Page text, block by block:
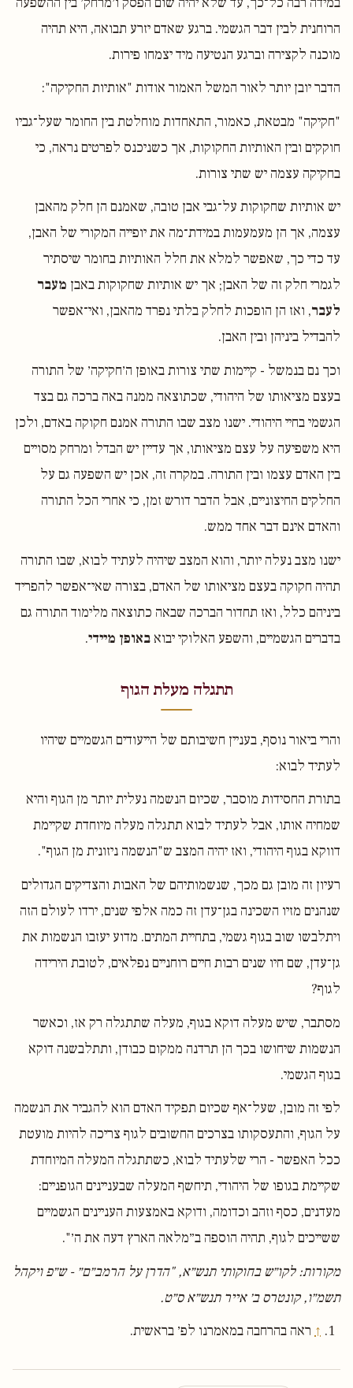
הרוחנית לבין דבר הגשמי. ברגע שאדם יזרע תבואה, היא תהיה
מוכנה לקצירה וברגע הנטיעה מיד יצמחו פירות.
הדבר יובן יותר לאור המשל האמור אודות "אותיות החקיקה":
"חקיקה" מבטאת, כאמור, התאחדות מוחלטת בין החומר שעל־גביו
חוקקים ובין האותיות החקוקות, אך כשניכנס לפרטים נראה, כי
בחקיקה עצמה יש שתי צורות.
יש אותיות שחקוקות על־גבי אבן טובה, שאמנם הן חלק מהאבן
עצמה, אך הן מעמעמות במידת־מה את יופייה המקורי של האבן,
עד כדי כך, שאפשר למלא את חלל האותיות בחומר שיסתיר
לגמרי חלק זה של האבן; אך יש אותיות שחקוקות באבן מעבר
לעבר, ואז הן הופכות לחלק בלתי נפרד מהאבן, ואי־אפשר
להבדיל ביניהן ובין האבן.
וכך נם בנמשל - קיימות שתי צורות באופן ה׳חקיקה׳ של התורה
בעצם מציאותו של היהודי, שכתוצאה ממנה באה ברכה גם בצד
הגשמי בחיי היהודי. ישנו מצב שבו התורה אמנם חקוקה באדם, ולכן
היא משפיעה על עצם מציאותו, אך עדיין יש הבדל ומרחק מסויים
בין האדם עצמו ובין התורה. במקרה זה, אכן יש השפעה גם על
החלקים החיצוניים, אבל הדבר דורש זמן, כי אחרי הכל התורה
והאדם אינם דבר אחד ממש.
ישנו מצב נעלה יותר, והוא המצב שיהיה לעתיד לבוא, שבו התורה
תהיה חקוקה בעצם מציאותו של האדם, בצורה שאי־אפשר להפריד
ביניהם כלל, ואז תחדור הברכה שבאה כתוצאה מלימוד התורה גם
בדברים הגשמיים, והשפע האלוקי יבואבאופן מיידי.
תתגלה מעלת הגוף
והרי ביאור נוסף, בעניין חשיבותם של הייעודים הגשמיים שיהיו
לעתיד לבוא:
בתורת החסידות מוסבר, שכיום הנשמה נעלית יותר מן הגוף והיא
שמחיה אותו, אבל לעתיד לבוא תתגלה מעלה מיוחדת שקיימת
דווקא בגוף היהודי, ואז יהיה המצב ש"הנשמה ניזונית מן הגוף".
רעיון זה מובן גם מכך, שנשמותיהם של האבות והצדיקים הגדולים
שנהנים מזיו השכינה בגן־עדן זה כמה אלפי שנים, ירדו לעולם הזה
ויתלבשו שוב בגוף גשמי, בתחיית המתים. מדוע יעזבו הנשמות את
גן־עדן, שם חיו שנים רבות חיים רוחניים נפלאים, לטובת הירידה
לגוף?
מסתבר, שיש מעלה דוקא בגוף, מעלה שתתגלה רק אז, וכאשר
הנשמות שיחושו בכך הן תרדנה ממקום כבודן, ותתלבשנה דוקא
בגוף הגשמי.
לפי זה מובן, שעל־אף שכיום תפקיד האדם הוא להגביר את הנשמה
על הגוף, והתעסקותו בצרכים החשובים לגוף צריכה להיות מועטת
ככל האפשר - הרי שלעתיד לבוא, כשתתגלה המעלה המיוחדת
שקיימת בגופו של היהודי, תיחשף המעלה שבעניינים הגופניים:
מעדנים, כסף וזהב וכדומה, ודוקא באמצעות העניינים הגשמיים
ששייכים לגוף, תהיה הוספה ב״מלאה הארץ דעה את ה׳".
מקורות: לקו״ש בחוקותי תנש״א, "הדרן על הרמב״ם״ - ש״פ ויקהל
תשמ״ו, קונטרס ב׳ אייר תנש״א ס״ט.
↑ ראה בהרחבה במאמרנו לפ׳ בראשית.